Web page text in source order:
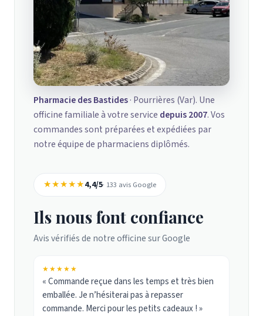
Pharmacie des Bastides· Pourrières (Var). Une
officine familiale à votre service depuis 2007. Vos
commandes sont préparées et expédiées par
notre équipe de pharmaciens diplômés.
★★★★★4,4/5· 133 avis Google
Ils nous font confiance
Avis vérifiés de notre officine sur Google
★★★★★
« Commande reçue dans les temps et très bien
emballée. Je n’hésiterai pas à repasser
commande. Merci pour les petits cadeaux ! »